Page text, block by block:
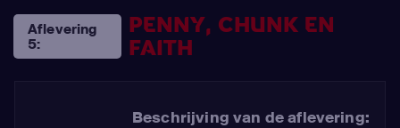
Aflevering
5:
PENNY, CHUNK EN
FAITH
Beschrijving van de aflevering: